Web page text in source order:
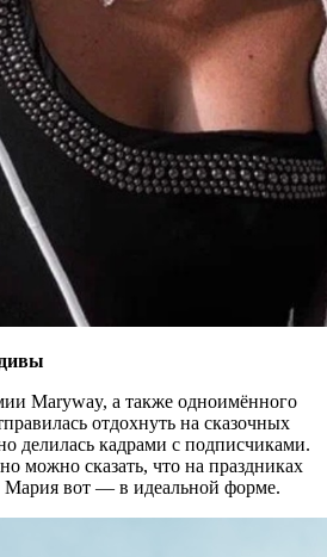
Maryway, а также одноимённого
отдохнуть на сказочных
делилась кадрами с подписчиками.
можно сказать, что на праздниках
Мария вот — в идеальной форме.